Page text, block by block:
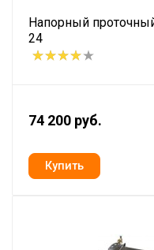
Напорный
24
74 200 руб.